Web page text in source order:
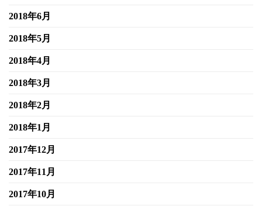
2018年6月
2018年5月
2018年4月
2018年3月
2018年2月
2018年1月
2017年12月
2017年11月
2017年10月